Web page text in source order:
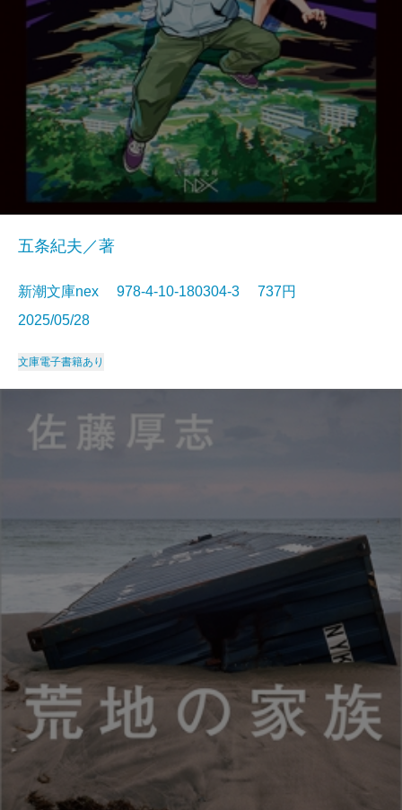
五条紀夫／著
新潮文庫nex 978-4-10-180304-3 737円
2025/05/28
文庫電子書籍あり